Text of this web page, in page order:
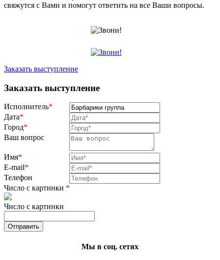
свяжутся с Вами и помогут ответить на все Ваши вопросы.
Заказать выступление
Заказать выступление
Исполнитель*
Дата*
Город*
Ваш вопрос
Имя*
E-mail*
Телефон
Число с картинки *
Число с картинки
Мы в соц. сетях